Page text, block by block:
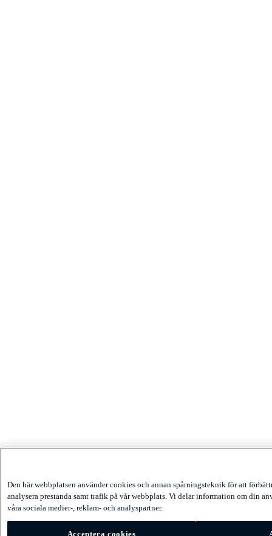
Den här webbplatsen använder cookies och annan spårningsteknik för att
analysera prestanda samt trafik på vår webbplats. Vi delar information om din
våra sociala medier-, reklam- och analyspartner.
Acceptera cookies